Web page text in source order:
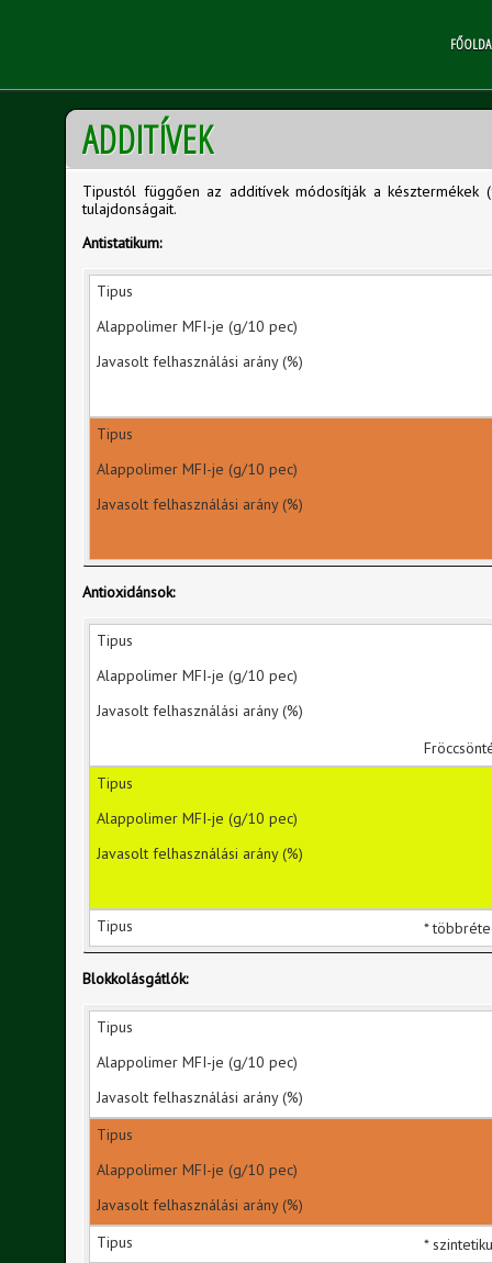
ADDITÍVEK
Tipustól függően az additívek módosítják a késztermékek
tulajdonságait.
Antistatikum:
Antioxidánsok:
*
Blokkolásgátlók:
*